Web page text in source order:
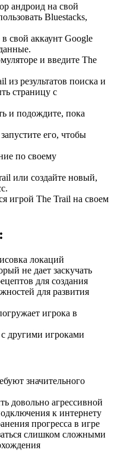
андроид на свой
Bluestacks,
свой аккаунт Google
и введите The
результатов поиска и
страницу с
и подождите, пока
его, чтобы
по своему
или создайте новый,
игрой The Trail на своем
локаций
не дает заскучать
для создания
для развития
игрока в
другими игроками
значительного
довольно агрессивной
к интернету
прогресса в игре
слишком сложными